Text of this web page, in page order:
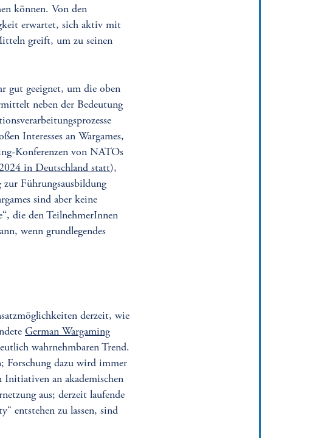
können. Von den
erwartet, sich aktiv mit
greift, um zu seinen
gut geeignet, um die oben
neben der Bedeutung
Interesses an Wargames,
Konferenzen von NATOs
in Deutschland statt),
zur Führungsausbildung
sind aber keine
die den TeilnehmerInnen
wenn grundlegendes
derzeit, wie
German Wargaming
wahrnehmbaren Trend.
Forschung dazu wird immer
Initiativen an akademischen
aus; derzeit laufende
entstehen zu lassen, sind